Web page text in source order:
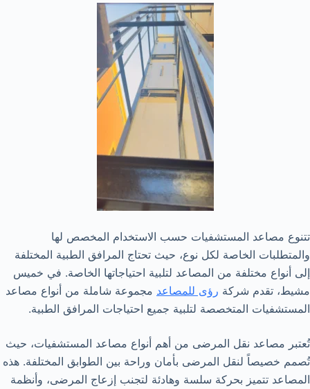
تتنوع مصاعد المستشفيات حسب الاستخدام المخصص لها
والمتطلبات الخاصة لكل نوع، حيث تحتاج المرافق الطبية المختلفة
إلى أنواع مختلفة من المصاعد لتلبية احتياجاتها الخاصة. في خميس
مشيط، تقدم شركة رؤى للمصاعد مجموعة شاملة من أنواع مصاعد
المستشفيات المتخصصة لتلبية جميع احتياجات المرافق الطبية.
تُعتبر مصاعد نقل المرضى من أهم أنواع مصاعد المستشفيات، حيث
تُصمم خصيصاً لنقل المرضى بأمان وراحة بين الطوابق المختلفة. هذه
المصاعد تتميز بحركة سلسة وهادئة لتجنب إزعاج المرضى، وأنظمة